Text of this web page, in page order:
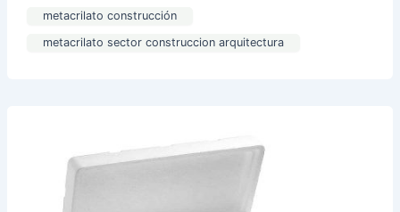
metacrilato construcción
metacrilato sector construccion arquitectura